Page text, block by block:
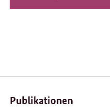
Publikationen